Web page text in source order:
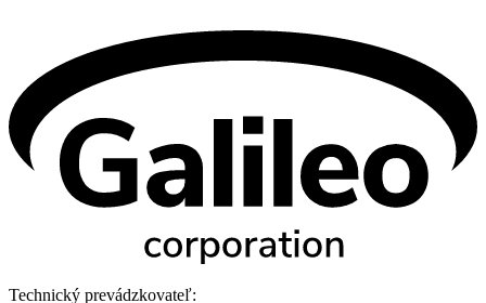
Technický prevádzkovateľ: